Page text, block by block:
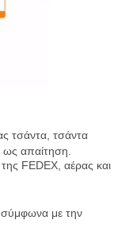
τσάντα, τσάντα
ως απαίτηση.
FEDEX, αέρας και
με την